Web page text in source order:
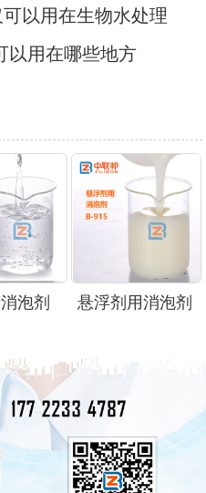
以用在生物水处理
以用在哪些地方
泡剂 悬浮剂用消泡剂